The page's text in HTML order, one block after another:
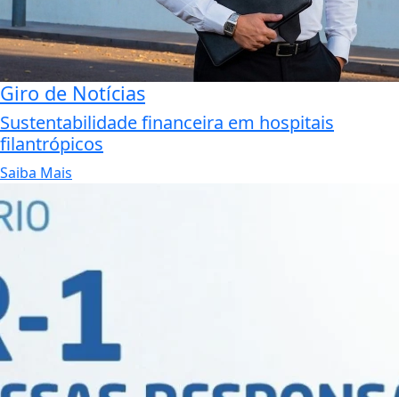
Giro de Notícias
Sustentabilidade financeira em hospitais
filantrópicos
Saiba Mais